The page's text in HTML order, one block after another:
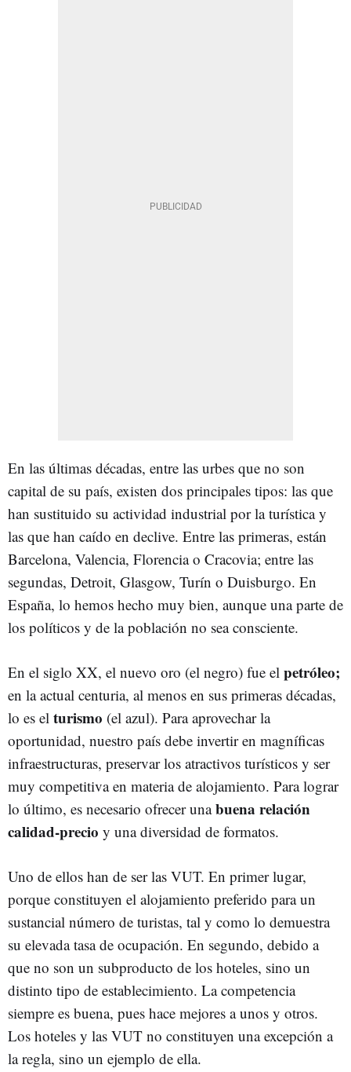
En las últimas décadas, entre las urbes que no son
capital de su país, existen dos principales tipos: las que
han sustituido su actividad industrial por la turística y
las que han caído en declive. Entre las primeras, están
Barcelona, Valencia, Florencia o Cracovia; entre las
segundas, Detroit, Glasgow, Turín o Duisburgo. En
España, lo hemos hecho muy bien, aunque una parte de
los políticos y de la población no sea consciente.
En el siglo XX, el nuevo oro (el negro) fue el petróleo;
en la actual centuria, al menos en sus primeras décadas,
lo es el turismo (el azul). Para aprovechar la
oportunidad, nuestro país debe invertir en magníficas
infraestructuras, preservar los atractivos turísticos y ser
muy competitiva en materia de alojamiento. Para lograr
lo último, es necesario ofrecer unabuena relación
calidad-precio y una diversidad de formatos.
Uno de ellos han de ser las VUT. En primer lugar,
porque constituyen el alojamiento preferido para un
sustancial número de turistas, tal y como lo demuestra
su elevada tasa de ocupación. En segundo, debido a
que no son un subproducto de los hoteles, sino un
distinto tipo de establecimiento. La competencia
siempre es buena, pues hace mejores a unos y otros.
Los hoteles y las VUT no constituyen una excepción a
la regla, sino un ejemplo de ella.